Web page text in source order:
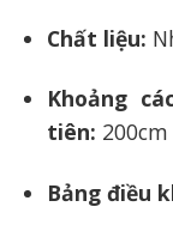
Chất liệu:
Khoảng
tiên: 200cm
Bảng điều